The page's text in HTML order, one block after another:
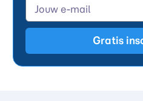
Gratis